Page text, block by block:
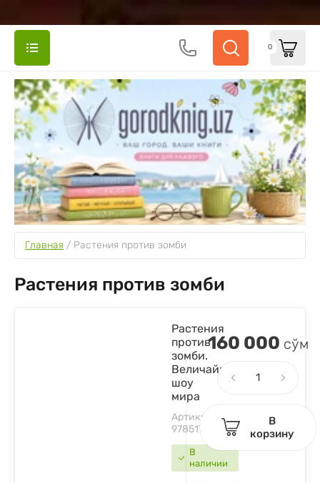
0
Главная / Растения против зомби
Растения против зомби
В
наличии
Растения
против
зомби.
Величайшее
шоу
мира
Артикул:
9785171485818
160 000 сўм
В
корзину